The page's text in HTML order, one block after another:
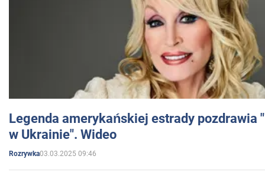
Legenda amerykańskiej estrady pozdrawia
w Ukrainie". Wideo
Rozrywka03.03.2025 09:46